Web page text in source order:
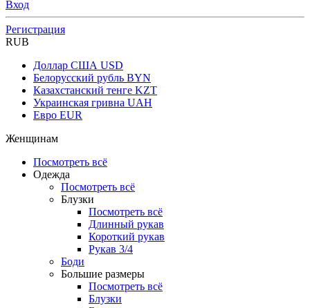
Вход
Регистрация
RUB
Доллар США USD
Белорусский рубль BYN
Казахстанский тенге KZT
Украинская гривна UAH
Евро EUR
Женщинам
Посмотреть всё
Одежда
Посмотреть всё
Блузки
Посмотреть всё
Длинный рукав
Короткий рукав
Рукав 3/4
Боди
Большие размеры
Посмотреть всё
Блузки